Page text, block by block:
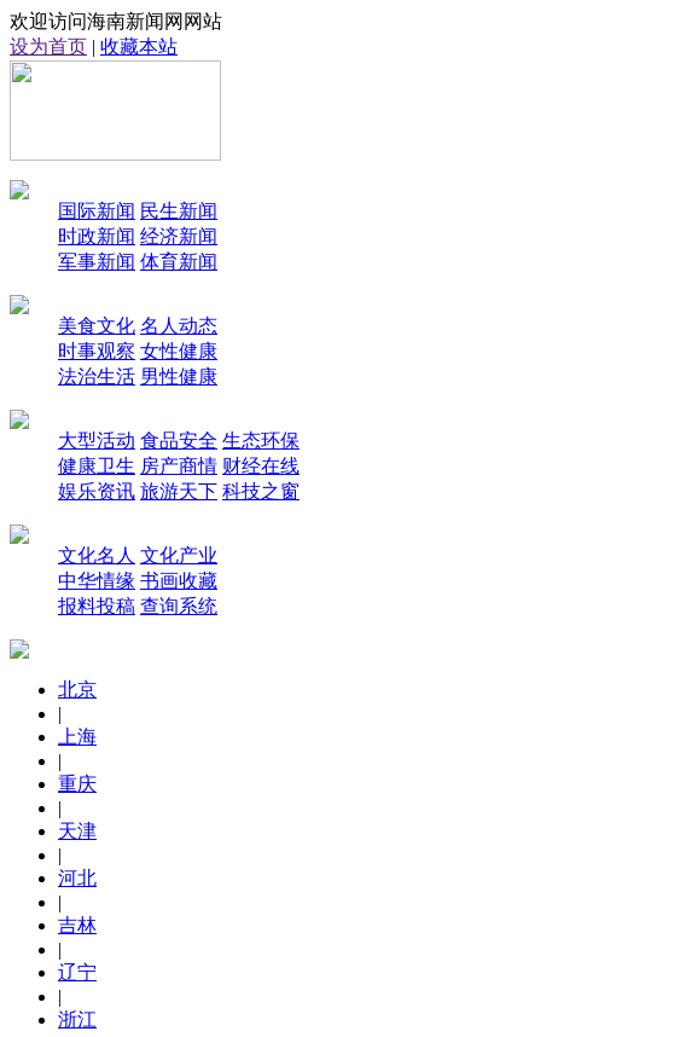
欢迎访问海南新闻网网站
设为首页 | 收藏本站
国际新闻 民生新闻
时政新闻 经济新闻
军事新闻 体育新闻
美食文化 名人动态
时事观察 女性健康
法治生活 男性健康
大型活动 食品安全 生态环保
健康卫生 房产商情 财经在线
娱乐资讯 旅游天下 科技之窗
文化名人 文化产业
中华情缘 书画收藏
报料投稿 查询系统
北京
|
上海
|
重庆
|
天津
|
河北
|
吉林
|
辽宁
|
浙江